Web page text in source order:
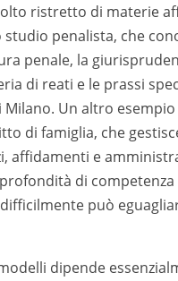
ristretto di materie
penalista, che
penale, la
di reati e le prassi
Milano. Un altro
di famiglia, che
affidamenti e
di competenza
può
dipende